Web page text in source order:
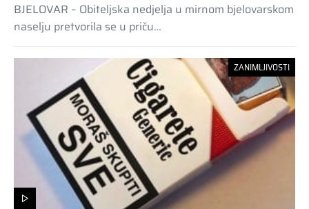
BJELOVAR – Obiteljska nedjelja u mirnom bjelovarskom
naselju pretvorila se u priču…
ZANIMLJIVOSTI